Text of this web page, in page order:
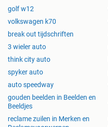
golf w12
volkswagen k70
break out tijdschriften
3 wieler auto
think city auto
spyker auto
auto speedway
gouden beelden in Beelden en
Beeldjes
reclame zuilen in Merken en